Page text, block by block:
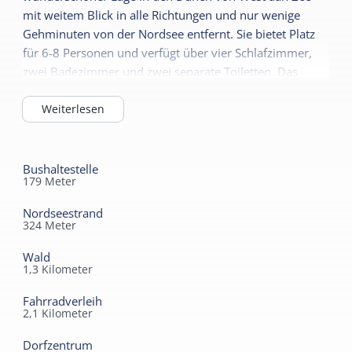
Mezzanin
* Arbeitsbereich oder Entspannungsbereich mit
Blick auf die Dünen.
* PlayStation zur Mitbenutzung verfügbar.
Extras
* Hauswirtschaftsraum mit Waschmaschine und
Trockner.
* Kinderbett, Hochstuhl und Hängesessel
vorhanden.
* Kindertandem (1 Erwachsener + 1 Kind) im
Abstellraum.
* Parkplatz für 2 Autos.
Kamin / Holzofen
Fußbodenheizung
Gasherd
Weiterlesen
Badezimmer EG
Dusche
Zweite Toilette
Zweites Badezimmer
Garten
Terrasse
Balkon
mit weitem Blick in alle Richtungen und nur wenige
Gehminuten von der Nordsee entfernt. Sie bietet Platz
für 6-8 Personen und verfügt über vier Schlafzimmer,
zwei Badezimmer und zwei separate Toiletten. Das
gemütlichen Platz zum Lesen oder einfach zum
Genießen der Dünenaussicht. Der Strandzugang ist nur
Weiterlesen
Bushaltestelle
179 Meter
Nordseestrand
324 Meter
Wald
1,3 Kilometer
Fahrradverleih
2,1 Kilometer
Dorfzentrum